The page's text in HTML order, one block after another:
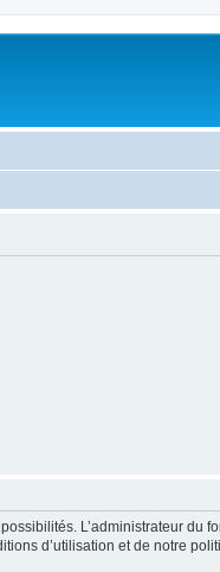
L’administrateur du
d’utilisation et de notre